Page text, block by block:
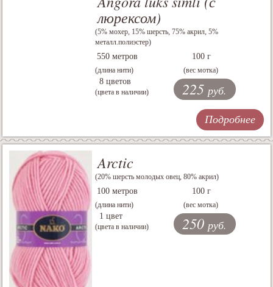
люрексом)
(5% мохер, 15% шерсть, 75% акрил, 5%
металл.полиэстер)
550 метров
(длина нити)
100 г
(вес мотка)
8 цветов
(цвета в наличии) 225 руб.
Подробнее
Arctic
(20% шерсть молодых овец, 80% акрил)
100 метров
(длина нити)
100 г
(вес мотка)
1 цвет
(цвета в наличии) 250 руб.